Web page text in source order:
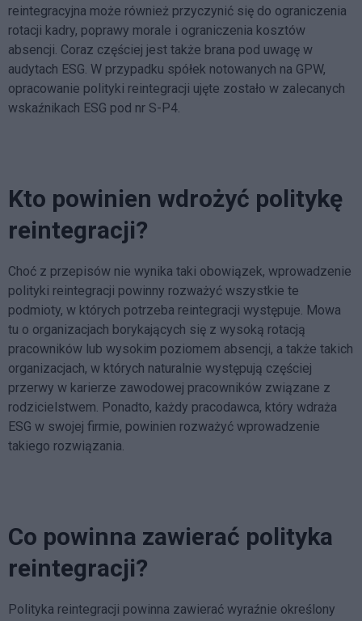
reintegracyjna może również przyczynić się do ograniczenia
rotacji kadry, poprawy morale i ograniczenia kosztów
absencji. Coraz częściej jest także brana pod uwagę w
audytach ESG. W przypadku spółek notowanych na GPW,
opracowanie polityki reintegracji ujęte zostało w zalecanych
wskaźnikach ESG pod nr S-P4.
Kto powinien wdrożyć politykę
reintegracji?
Choć z przepisów nie wynika taki obowiązek, wprowadzenie
polityki reintegracji powinny rozważyć wszystkie te
podmioty, w których potrzeba reintegracji występuje. Mowa
tu o organizacjach borykających się z wysoką rotacją
pracowników lub wysokim poziomem absencji, a także takich
organizacjach, w których naturalnie występują częściej
przerwy w karierze zawodowej pracowników związane z
rodzicielstwem. Ponadto, każdy pracodawca, który wdraża
ESG w swojej firmie, powinien rozważyć wprowadzenie
takiego rozwiązania.
Co powinna zawierać polityka
reintegracji?
Polityka reintegracji powinna zawierać wyraźnie określony